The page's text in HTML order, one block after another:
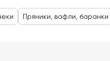
Пряники, вафли, баранки